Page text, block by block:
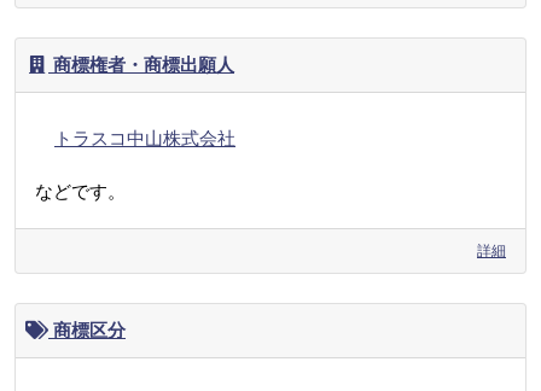
商標権者・商標出願人
トラスコ中山株式会社
などです。
詳細
商標区分